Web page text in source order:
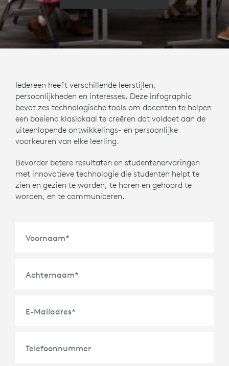
Iedereen heeft verschillende leerstijlen,
persoonlijkheden en interesses. Deze infographic
bevat zes technologische tools om docenten te helpen
een boeiend klaslokaal te creëren dat voldoet aan de
uiteenlopende ontwikkelings- en persoonlijke
voorkeuren van elke leerling.
Bevorder betere resultaten en studentenervaringen
met innovatieve technologie die studenten helpt te
zien en gezien te worden, te horen en gehoord te
worden, en te communiceren.
Voornaam*
Achternaam*
E-Mailadres*
Telefoonnummer